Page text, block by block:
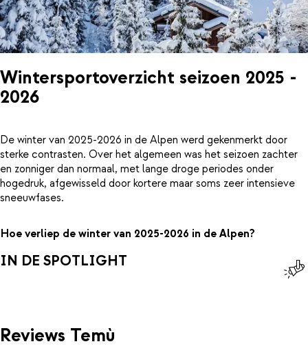
Wintersportoverzicht seizoen 2025 -
2026
De winter van 2025-2026 in de Alpen werd gekenmerkt door
sterke contrasten. Over het algemeen was het seizoen zachter
en zonniger dan normaal, met lange droge periodes onder
hogedruk, afgewisseld door kortere maar soms zeer intensieve
sneeuwfases.
Hoe verliep de winter van 2025-2026 in de Alpen?
IN DE SPOTLIGHT
Reviews Temù